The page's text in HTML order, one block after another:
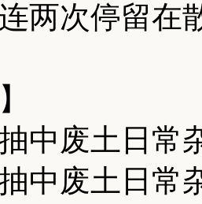
两次停留在
抽中废土日
抽中废土日